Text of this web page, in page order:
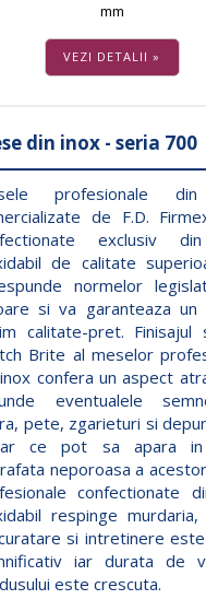
mm
VEZI DETALII »
din inox - seria 700
profesionale
de F.D.
exclusiv
de calitate
normelor
si va garanteaza un
calitate-pret. Finisajul
Brite al meselor
confera un aspect
eventualele
pete, zgarieturi si
ce pot sa apara
neporoasa a
confectionate
respinge murdaria,
si intretinere
iar durata de
este crescuta.